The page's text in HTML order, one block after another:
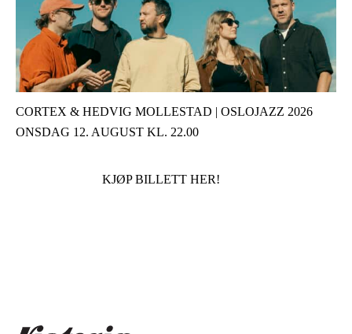
CORTEX & HEDVIG MOLLESTAD | OSLOJAZZ 2026
ONSDAG 12. AUGUST KL. 22.00
KJØP BILLETT HER!